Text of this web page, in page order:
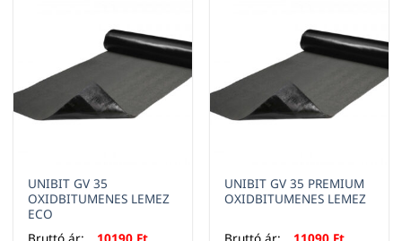
UNIBIT GV 35
OXIDBITUMENES LEMEZ
ECO
UNIBIT GV 35 PREMIUM
OXIDBITUMENES LEMEZ